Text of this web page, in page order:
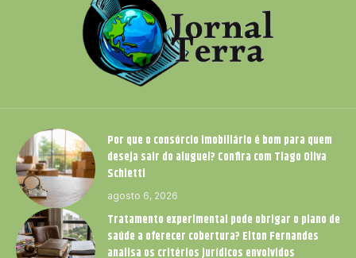
Por que o consórcio imobiliário é bom para quem
deseja sair do aluguel? Confira com Tiago Oliva
Schietti
agosto 6, 2026
Tratamento experimental pode obrigar o plano de
saúde a oferecer cobertura? Elton Fernandes
analisa os critérios jurídicos envolvidos